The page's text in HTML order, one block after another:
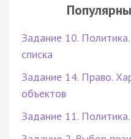
Задание 10.
списка
Задание 14. Право.
объектов
Задание 11.